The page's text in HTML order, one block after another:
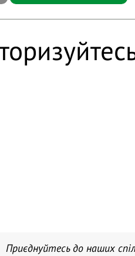
Приєднуйтесь до наших